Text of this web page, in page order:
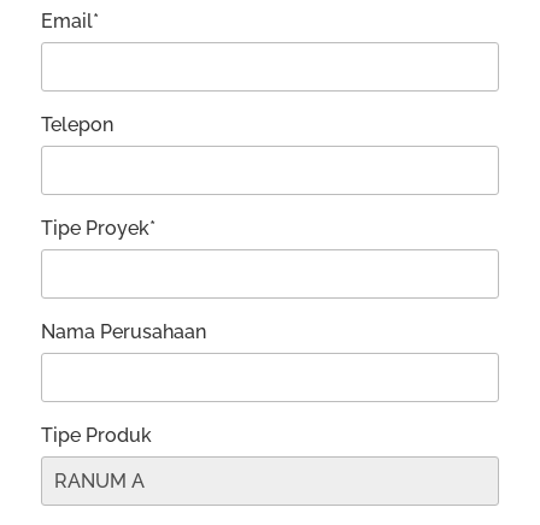
Email*
Telepon
Tipe Proyek*
Nama Perusahaan
Tipe Produk